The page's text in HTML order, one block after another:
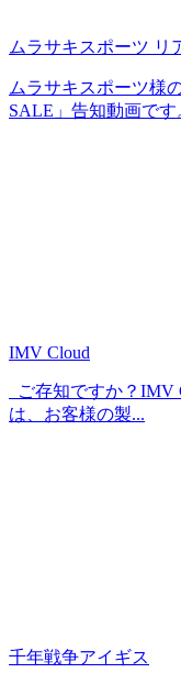
ムラサキスポーツ リ
ムラサキスポーツ様
SALE」告知動画で
IMV Cloud
ご存知ですか？IMV
は、お客様の製...
千年戦争アイギス